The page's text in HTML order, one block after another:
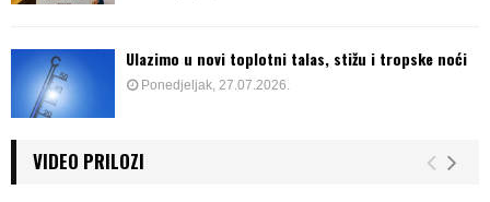
Ulazimo u novi toplotni talas, stižu i tropske noći
Ponedjeljak, 27.07.2026.
VIDEO PRILOZI